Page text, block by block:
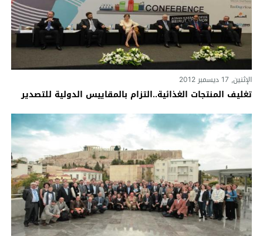
الإثنين, 17 ديسمبر 2012
تغليف المنتجات الغذائية..التزام بالمقاييس الدولية للتصدير